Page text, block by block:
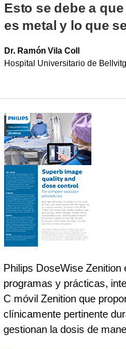
Esto se debe a
es metal y lo que
Dr. Ramón Vila Coll
Hospital Universitario de
Philips DoseWise
programas y prácticas,
C móvil Zenition que
clínicamente pertinente
gestionan la dosis de